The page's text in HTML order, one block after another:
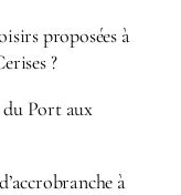
proposées à
?
du Port aux
à